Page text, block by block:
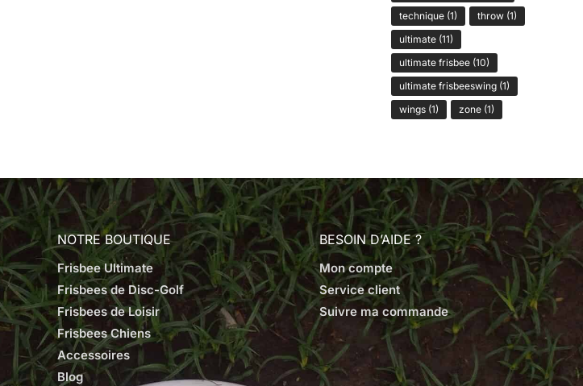
technique(1) throw(1)
ultimate(11)
ultimate frisbee(10)
ultimate frisbeeswing(1)
wings(1) zone(1)
NOTRE BOUTIQUE
Frisbee Ultimate
Frisbees de Disc-Golf
Frisbees de Loisir
Frisbees Chiens
Accessoires
Blog
BESOIN D’AIDE ?
Mon compte
Service client
Suivre ma commande